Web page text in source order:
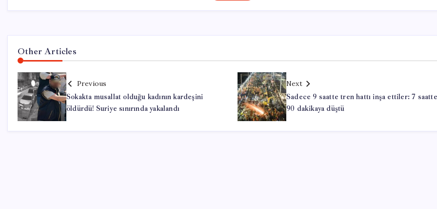
Other Articles
Previous
Sokakta musallat olduğu kadının kardeşini
öldürdü! Suriye sınırında yakalandı
Next
Sadece 9 saatte tren hattı inşa ettiler: 7
90 dakikaya düştü